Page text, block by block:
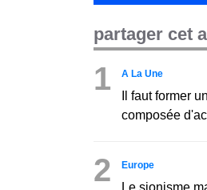
partager cet
1 A La Une
Il faut former
composée
2 Europe
Le sionisme